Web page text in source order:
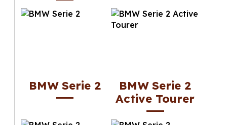
BMW Serie 2
BMW Serie 2
Active Tourer